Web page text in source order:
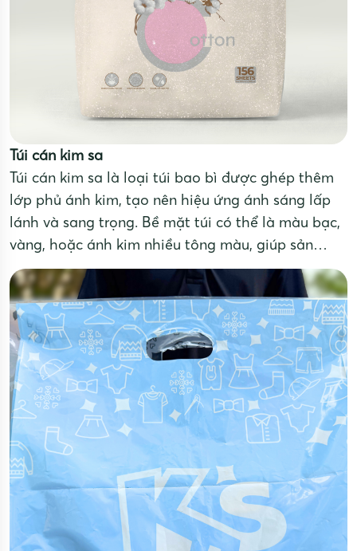
Túi cán kim sa
Túi cán kim sa là loại túi bao bì được ghép thêm
lớp phủ ánh kim, tạo nên hiệu ứng ánh sáng lấp
lánh và sang trọng. Bề mặt túi có thể là màu bạc,
vàng, hoặc ánh kim nhiều tông màu, giúp sản
phẩm nổi bật và thu hút.